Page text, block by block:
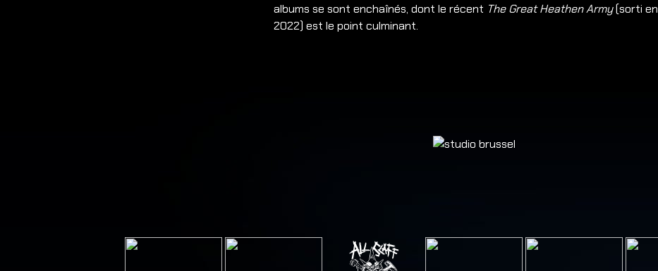
albums se sont enchaînés, dont le récent The Great Heathen Army(sorti en
2022) est le point culminant.